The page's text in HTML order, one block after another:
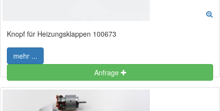
Knopf für Heizungsklappen 100673
mehr ...
Anfrage